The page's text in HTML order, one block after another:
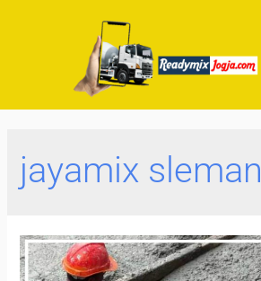
jayamix sleman